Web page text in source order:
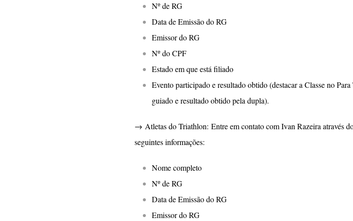
Nº de RG
Data de Emissão do RG
Emissor do RG
Nº do CPF
Estado em que está filiado
Evento participado e resultado obtido (destacar a Classe no
guiado e resultado obtido pela dupla).
→ Atletas do Triathlon: Entre em contato com Ivan Razeira através
seguintes informações:
Nome completo
Nº de RG
Data de Emissão do RG
Emissor do RG